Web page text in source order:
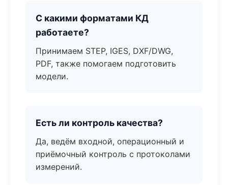
С какими форматами КД
работаете?
Принимаем STEP, IGES, DXF/DWG,
PDF, также помогаем подготовить
модели.
Есть ли контроль качества?
Да, ведём входной, операционный и
приёмочный контроль с протоколами
измерений.